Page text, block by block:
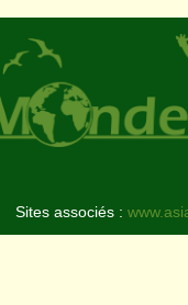
Sites associés :